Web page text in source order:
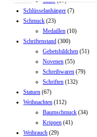
Schlüsselanhänger (7)
Schmuck (23)
Medaillen (10)
Schriftenstand (300)
Gebetsbildchen (51)
Novenen (55)
Schreibwaren (79)
Schriften (132)
Statuen (67)
Weihnachten (112)
Baumschmuck (34)
Krippen (41)
Weihrauch (29)